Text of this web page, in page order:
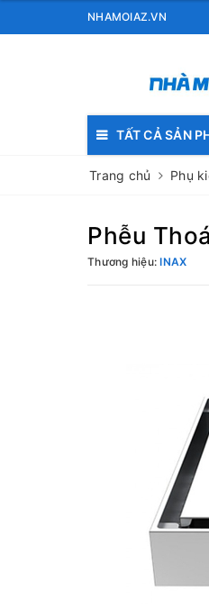
NHAMOIAZ.VN
TẤT CẢ SẢN
Trang chủ Phụ
Phễu
Thương hiệu:INAX